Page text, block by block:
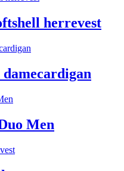
herrevest
Men